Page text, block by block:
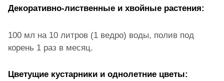
Декоративно-лиственные и хвойные растения:
100 мл на 10 литров (1 ведро) воды, полив под
корень 1 раз в месяц.
Цветущие кустарники и однолетние цветы: